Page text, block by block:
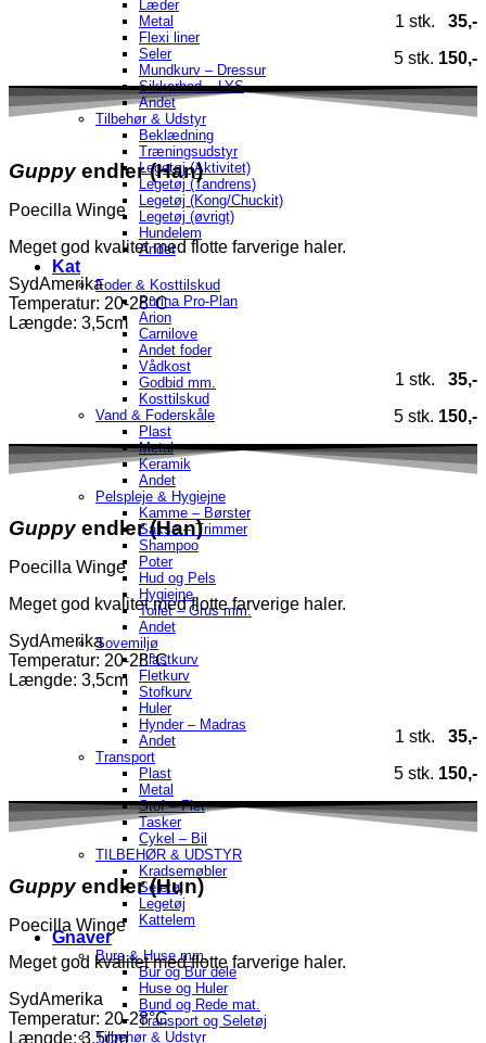
Læder
Metal
Flexi liner
Seler
Mundkurv – Dressur
Sikkerhed – LYS
Andet
Tilbehør & Udstyr
Beklædning
Træningsudstyr
Legetøj (Aktivitet)
Legetøj (Tandrens)
Legetøj (Kong/Chuckit)
Legetøj (øvrigt)
Hundelem
Andet
Kat
Foder & Kosttilskud
Purina Pro-Plan
Arion
Carnilove
Andet foder
Vådkost
Godbid mm.
Kosttilskud
Vand & Foderskåle
Plast
Metal
Keramik
Andet
Pelspleje & Hygiejne
Kamme – Børster
Sakse – Trimmer
Shampoo
Poter
Hud og Pels
Hygiejne
Toilet – Grus mm.
Andet
Sovemiljø
Plastkurv
Fletkurv
Stofkurv
Huler
Hynder – Madras
Andet
Transport
Plast
Metal
Stof – Flet
Tasker
Cykel – Bil
TILBEHØR & UDSTYR
Kradsemøbler
Seletøj
Legetøj
Kattelem
Gnaver
Bure & Huse mm.
Bur og Bur dele
Huse og Huler
Bund og Rede mat.
Transport og Seletøj
Tilbehør & Udstyr
1 stk. 35,-
5 stk. 150,-
Guppyendler (Han)
Poecilla Winge
Meget god kvalitet med flotte farverige haler.
SydAmerika
Temperatur: 20-28°C
Længde: 3,5cm
1 stk. 35,-
5 stk. 150,-
Guppyendler (Han)
Poecilla Winge
Meget god kvalitet med flotte farverige haler.
SydAmerika
Temperatur: 20-28°C
Længde: 3,5cm
1 stk. 35,-
5 stk. 150,-
Guppyendler (Hun)
Poecilla Winge
Meget god kvalitet med flotte farverige haler.
SydAmerika
Temperatur: 20-28°C
Længde: 3,5cm